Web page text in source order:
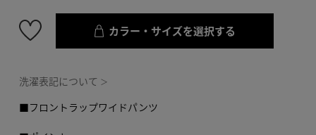
カラー・サイズを選択する
洗濯表記について ＞
■フロントラップワイドパンツ